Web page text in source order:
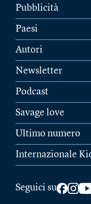
Pubblicità
Paesi
Autori
Newsletter
Podcast
Savage love
Ultimo numero
Internazionale
Seguici su